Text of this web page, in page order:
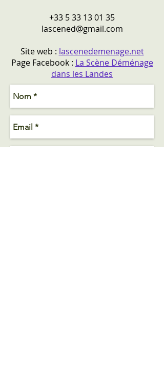
+33 5 33 13 01 35
lascened@gmail.com
Site web : lascenedemenage.net
Page Facebook : La Scène Déménage
dans les Landes